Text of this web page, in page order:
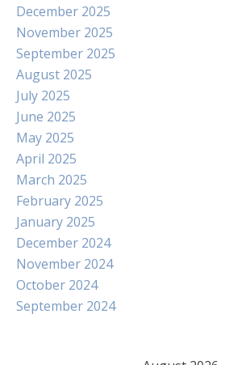
December 2025
November 2025
September 2025
August 2025
July 2025
June 2025
May 2025
April 2025
March 2025
February 2025
January 2025
December 2024
November 2024
October 2024
September 2024